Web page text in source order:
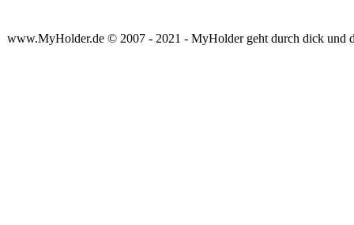
www.MyHolder.de © 2007 - 2021 - MyHolder geht durch dick und